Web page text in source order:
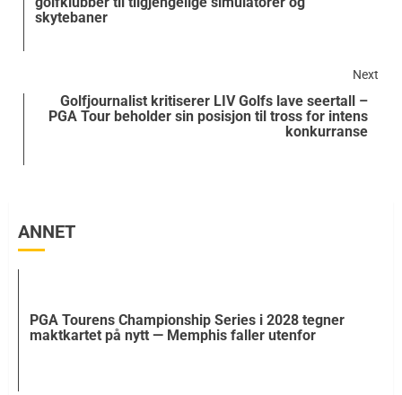
skytebaner
Next
Golfjournalist kritiserer LIV Golfs lave seertall –
PGA Tour beholder sin posisjon til tross for intens
konkurranse
ANNET
PGA Tourens Championship Series i 2028 tegner
maktkartet på nytt — Memphis faller utenfor